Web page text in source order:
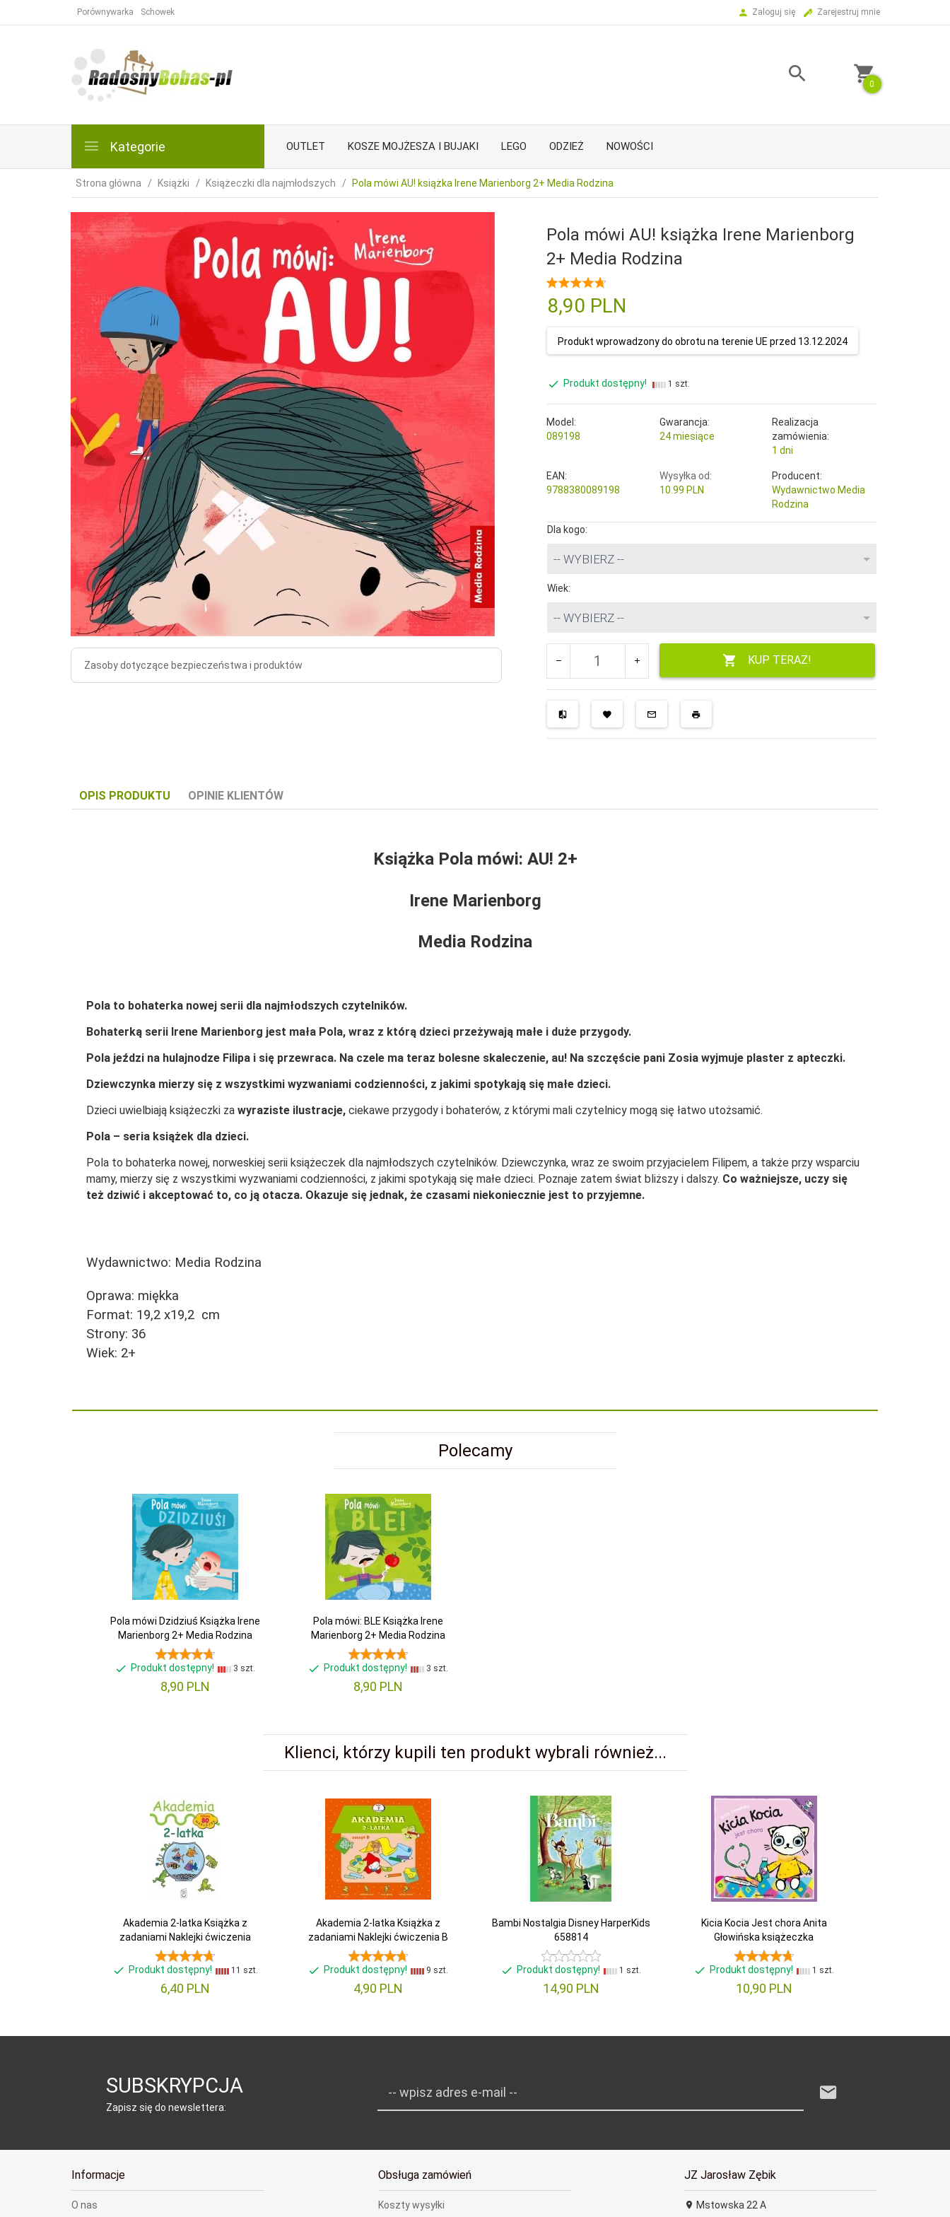
Porównywarka Schowek Zaloguj się Zarejestruj mnie
0
Kategorie OUTLET KOSZE MOJŻESZA I BUJAKI LEGO ODZIEŻ NOWOŚCI
Strona główna Książki Książeczki dla najmłodszych Pola mówi AU! książka Irene Marienborg 2+ Media Rodzina
Zasoby dotyczące bezpieczeństwa i produktów
Pola mówi AU! książka Irene Marienborg
2+ Media Rodzina
8,90 PLN
Produkt wprowadzony do obrotu na terenie UE przed 13.12.2024
Produkt dostępny! 1 szt.
Model:
089198
Gwarancja:
24 miesiące
Realizacja
zamówienia:
1 dni
EAN:
9788380089198
Wysyłka od:
10.99 PLN
Producent:
Wydawnictwo Media
Rodzina
Dla kogo:
-- WYBIERZ --
Wiek:
-- WYBIERZ --
KUP TERAZ!
OPIS PRODUKTU OPINIE KLIENTÓW
Książka Pola mówi: AU! 2+
Irene Marienborg
Media Rodzina
Pola to bohaterka nowej serii dla najmłodszych czytelników.
Bohaterką serii Irene Marienborg jest mała Pola, wraz z którą dzieci przeżywają małe i duże przygody.
Pola jeździ na hulajnodze Filipa i się przewraca. Na czele ma teraz bolesne skaleczenie, au! Na szczęście pani Zosia wyjmuje plaster z apteczki.
Dziewczynka mierzy się z wszystkimi wyzwaniami codzienności, z jakimi spotykają się małe dzieci.
Dzieci uwielbiają książeczki za wyraziste ilustracje, ciekawe przygody i bohaterów, z którymi mali czytelnicy mogą się łatwo utożsamić.
Pola – seria książek dla dzieci.
Pola to bohaterka nowej, norweskiej serii książeczek dla najmłodszych czytelników. Dziewczynka, wraz ze swoim przyjacielem Filipem, a także przy wsparciu
mamy, mierzy się z wszystkimi wyzwaniami codzienności, z jakimi spotykają się małe dzieci. Poznaje zatem świat bliższy i dalszy. Co ważniejsze, uczy się
też dziwić i akceptować to, co ją otacza. Okazuje się jednak, że czasami niekoniecznie jest to przyjemne.
Wydawnictwo: Media Rodzina
Oprawa: miękka
Format: 19,2 x19,2 cm
Strony: 36
Wiek: 2+
Polecamy
Pola mówi Dzidziuś Książka Irene
Marienborg 2+ Media Rodzina
Produkt dostępny! 3 szt.
8,90 PLN
Pola mówi: BLE Książka Irene
Marienborg 2+ Media Rodzina
Produkt dostępny! 3 szt.
8,90 PLN
Klienci, którzy kupili ten produkt wybrali również...
Akademia 2-latka Książka z
zadaniami Naklejki ćwiczenia
Produkt dostępny! 11 szt.
6,40 PLN
Akademia 2-latka Książka z
zadaniami Naklejki ćwiczenia B
Produkt dostępny! 9 szt.
4,90 PLN
Bambi Nostalgia Disney HarperKids
658814
Produkt dostępny! 1 szt.
14,90 PLN
Kicia Kocia Jest chora Anita
Głowińska książeczka
Produkt dostępny! 1 szt.
10,90 PLN
SUBSKRYPCJA
Zapisz się do newslettera:
-- wpisz adres e-mail --
Informacje
O nas
Obsługa zamówień
Koszty wysyłki
JZ Jarosław Zębik
Mstowska 22 A